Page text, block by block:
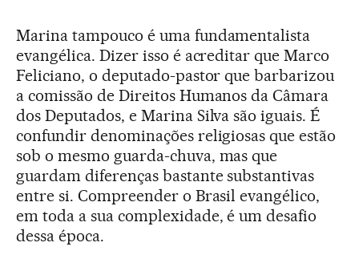
Marina tampouco é uma fundamentalista
evangélica. Dizer isso é acreditar que Marco
Feliciano, o deputado-pastor que barbarizou
a comissão de Direitos Humanos da Câmara
dos Deputados, e Marina Silva são iguais. É
confundir denominações religiosas que estão
sob o mesmo guarda-chuva, mas que
guardam diferenças bastante substantivas
entre si. Compreender o Brasil evangélico,
em toda a sua complexidade, é um desafio
dessa época.